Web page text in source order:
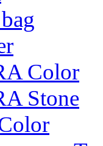
Color
Stone